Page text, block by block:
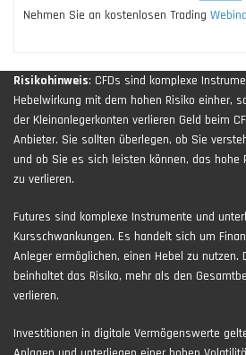
Nehmen Sie an kostenlosen Trading
Risikohinweis: CFDs sind komplexe
Hebelwirkung mit dem hohen Risiko einher,
der Kleinanlegerkonten verlieren Geld beim
Anbieter. Sie sollten überlegen, ob Sie
und ob Sie es sich leisten können, das hohe
zu verlieren.
Futures sind komplexe Instrumente und
Kursschwankungen. Es handelt sich um
Anleger ermöglichen, einen Hebel zu nutzen.
beinhaltet das Risiko, mehr als den
verlieren.
Investitionen in digitale Vermögenswerte